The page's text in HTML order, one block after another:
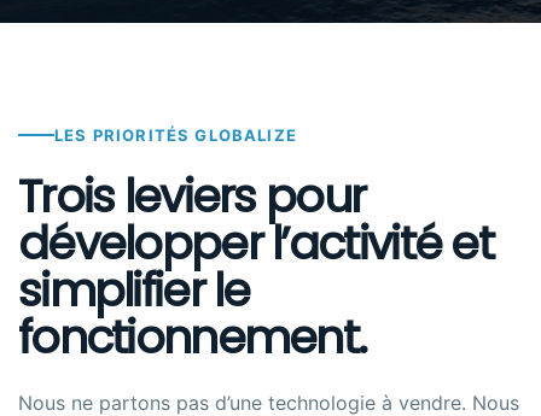
LES PRIORITÉS GLOBALIZE
Trois leviers pour
développer l’activité et
simplifier le
fonctionnement.
Nous ne partons pas d’une technologie à vendre. Nous